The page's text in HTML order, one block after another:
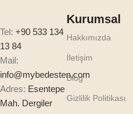
Tel: +90 533 134
13 84
Mail:
info@mybedesten.com
Adres: Esentepe
Mah. Dergiler
Kurumsal
Hakkımızda
İletişim
Blog
Gizlilik Politikası